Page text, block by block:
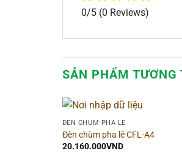
0/5 (0 Reviews)
SẢN PHẨM TƯƠNG
ĐÈN CHÙM PHA LÊ
Đèn chùm pha lê CFL-A4
20.160.000VND